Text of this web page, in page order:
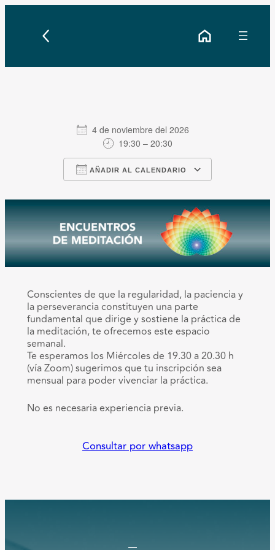
contenido
4 de noviembre del 2026
19:30 – 20:30
AÑADIR AL CALENDARIODescargar ICS
Conscientes de que la regularidad, la paciencia y
la perseverancia constituyen una parte
fundamental que dirige y sostiene la práctica de
la meditación, te ofrecemos este espacio
semanal.
Te esperamos los Miércoles de 19.30 a 20.30 h
(vía Zoom) sugerimos que tu inscripción sea
mensual para poder vivenciar la práctica.
No es necesaria experiencia previa.
Consultar por whatsapp